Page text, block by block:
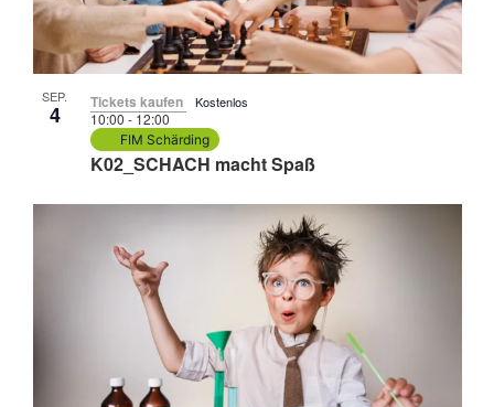
SEP.
4
K02_SCHACH macht Spaß
10:00-12:00
FIM Schärding
Tickets kaufen Kostenlos